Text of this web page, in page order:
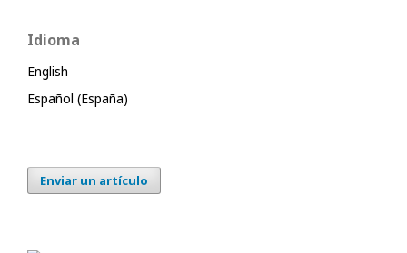
Idioma
English
Español (España)
Enviar un artículo